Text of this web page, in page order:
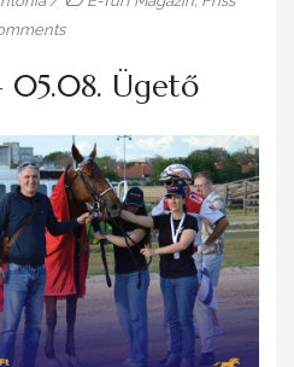
05.08. Ügető